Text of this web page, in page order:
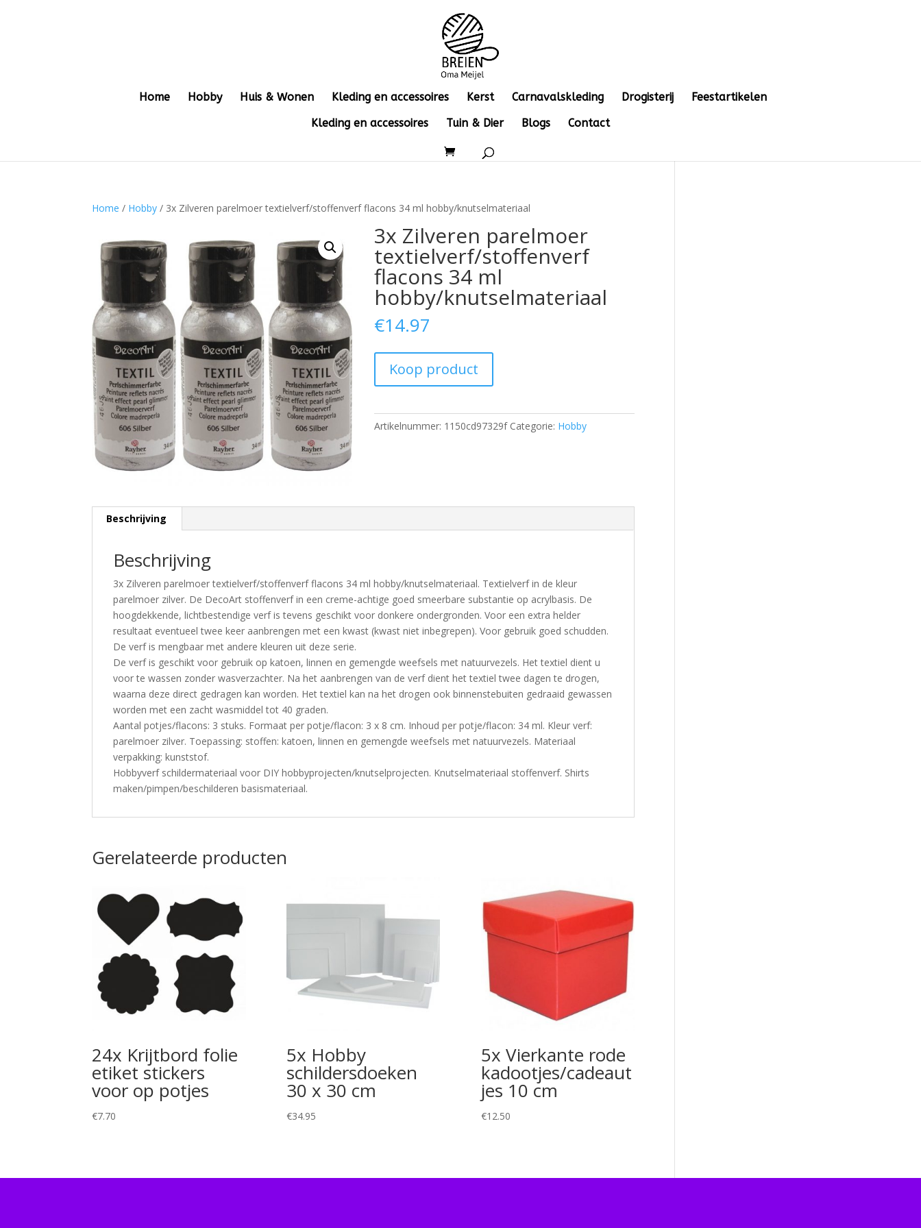
Home Hobby Huis & Wonen Kleding en accessoires Kerst Carnavalskleding Drogisterij
Feestartikelen
Kleding en accessoires
Tuin & Dier Blogs Contact
Home / Hobby / 3x Zilveren parelmoer textielverf/stoffenverf flacons 34 ml hobby/knutselmateriaal
3x Zilveren parelmoer
textielverf/stoffenverf
flacons 34 ml
hobby/knutselmateriaal
€14.97
Koop product
Artikelnummer: 1150cd97329f Categorie: Hobby
Beschrijving
Beschrijving
3x Zilveren parelmoer textielverf/stoffenverf flacons 34 ml hobby/knutselmateriaal. Textielverf in de kleur
parelmoer zilver. De DecoArt stoffenverf in een creme-achtige goed smeerbare substantie op acrylbasis. De
hoogdekkende, lichtbestendige verf is tevens geschikt voor donkere ondergronden. Voor een extra helder
resultaat eventueel twee keer aanbrengen met een kwast (kwast niet inbegrepen). Voor gebruik goed schudden.
De verf is mengbaar met andere kleuren uit deze serie.
De verf is geschikt voor gebruik op katoen, linnen en gemengde weefsels met natuurvezels. Het textiel dient u
voor te wassen zonder wasverzachter. Na het aanbrengen van de verf dient het textiel twee dagen te drogen,
waarna deze direct gedragen kan worden. Het textiel kan na het drogen ook binnenstebuiten gedraaid gewassen
worden met een zacht wasmiddel tot 40 graden.
Aantal potjes/flacons: 3 stuks. Formaat per potje/flacon: 3 x 8 cm. Inhoud per potje/flacon: 34 ml. Kleur verf:
parelmoer zilver. Toepassing: stoffen: katoen, linnen en gemengde weefsels met natuurvezels. Materiaal
verpakking: kunststof.
Hobbyverf schildermateriaal voor DIY hobbyprojecten/knutselprojecten. Knutselmateriaal stoffenverf. Shirts
maken/pimpen/beschilderen basismateriaal.
Gerelateerde producten
24x Krijtbord folie
etiket stickers
voor op potjes
€7.70
5x Hobby
schildersdoeken
30 x 30 cm
€34.95
5x Vierkante rode
kadootjes/cadeaut
jes 10 cm
€12.50